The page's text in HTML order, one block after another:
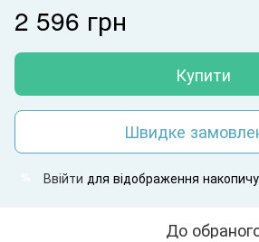
2 596 грн
Купити
Швидке
Ввійти для відображення
До